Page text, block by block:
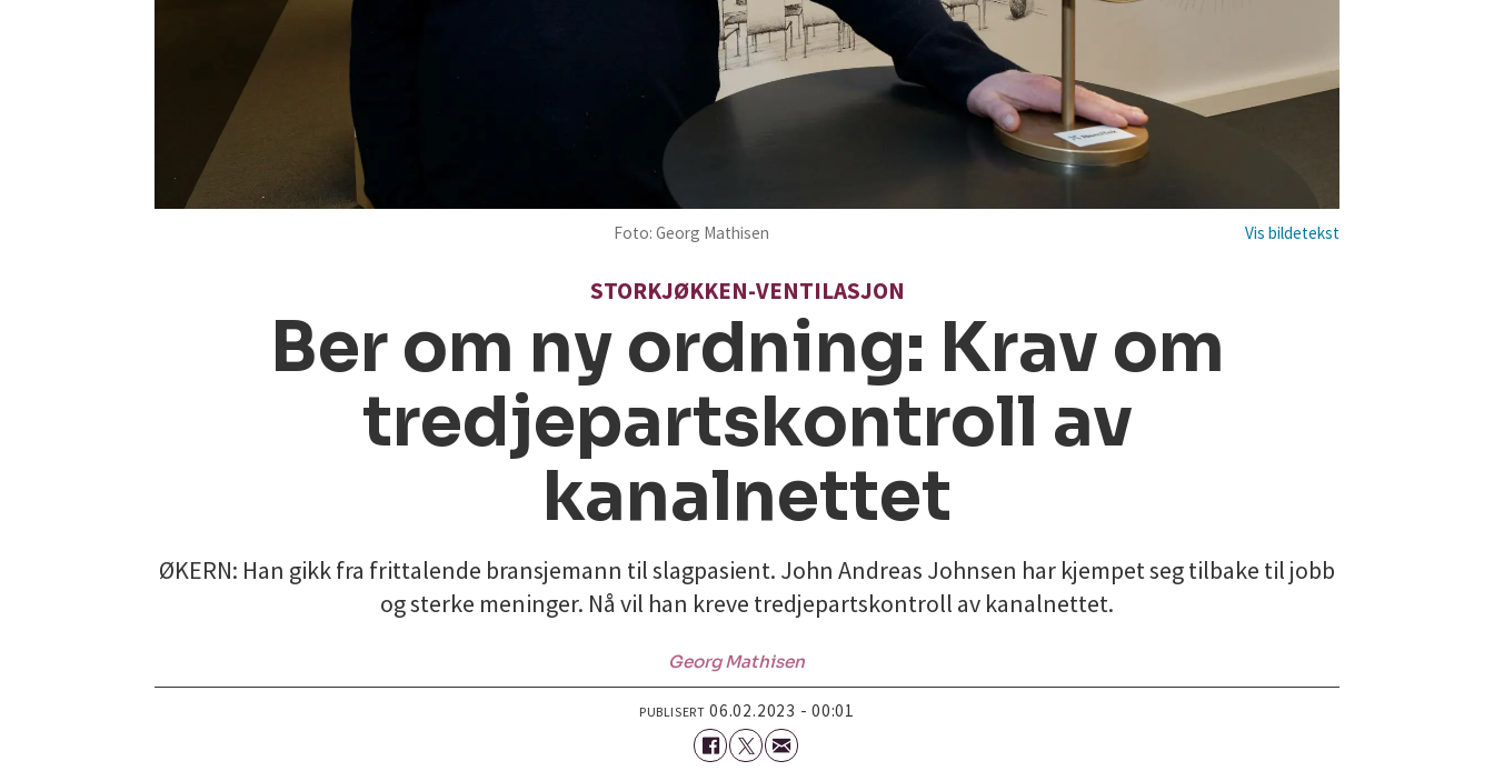
Foto: Georg Mathisen
STORKJØKKEN-VENTILASJON
Ber om ny ordning: Krav om
tredjepartskontroll av
kanalnettet
ØKERN: Han gikk fra frittalende bransjemann til slagpasient. John Andreas Johnsen har kjempet seg tilbake til jobb
og sterke meninger. Nå vil han kreve tredjepartskontroll av kanalnettet.
GeorgMathisen
PUBLISERT 06.02.2023 - 00:01